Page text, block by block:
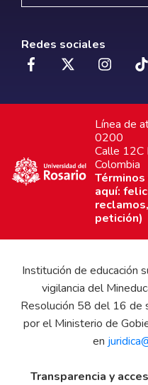
Redes sociales
Línea de
0200
Calle 12C
Colombia
aquí:
petición)
Institución de educación
vigilancia del
Resolución 58 del 16
por el Ministerio de
en
Transparencia y